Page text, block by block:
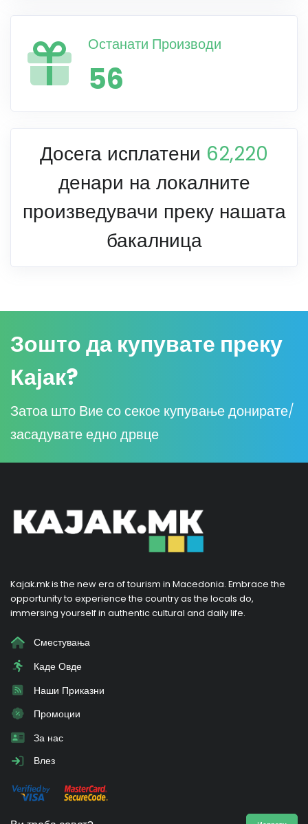
Останати Производи
56
Досега исплатени 62,220
денари на локалните
произведувачи преку нашата
бакалница
Зошто да купувате преку
Кајак?
Затоа што Вие со секое купување донирате/
засадувате едно дрвце
Kajak.mk is the new era of tourism in Macedonia. Embrace the
opportunity to experience the country as the locals do,
immersing yourself in authentic cultural and daily life.
Сместувања
Каде Овде
Наши Приказни
Промоции
За нас
Влез